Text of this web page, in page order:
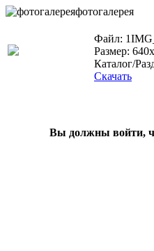
фотогалерея
Файл:
Размер:
Каталог/
Скачать
Вы должны войти,